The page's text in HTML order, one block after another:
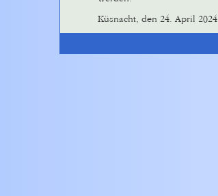
Küsnacht, den 24. April 2024